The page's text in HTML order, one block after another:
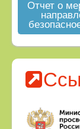
Отчет о
на водных